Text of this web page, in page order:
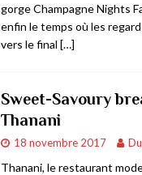
gorge Champagne Nights
enfin le temps où les
vers le final […]
Sweet-Savoury
Thanani
18 novembre 2017
Thanani, le restaurant